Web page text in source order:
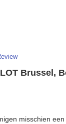
Brussel,
misschien